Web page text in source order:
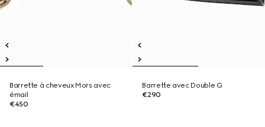
Barrette à cheveux Mors avec
émail
€450
Barrette avec Double G
€290